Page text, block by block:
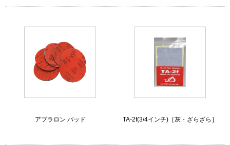
アブラロン パッド TA-2f(3/4インチ)［灰・ざらざら］